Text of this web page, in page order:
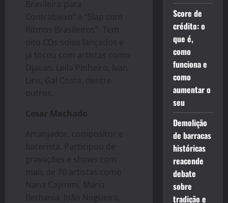
Brasileira para
Contrabaixo” e “Slap com
Ritmos Brasileiros”. Tem
oito CDs solos lançados e
já tocou com artistas como
Djavan. Leila Pinheiro, Ivan
Lins, Gal Costa, dentre
outros.
Cesar Machado
Arranjador, compositor e
baterista. Participou de
gravações e shows com
mais de 70 artistas como
Nana Caymmi, Maria
Bethania, João Nogueira,
Score de
crédito: o
que é,
como
funciona e
como
aumentar o
seu
Demolição
de barracas
históricas
reacende
debate
sobre
tradição e